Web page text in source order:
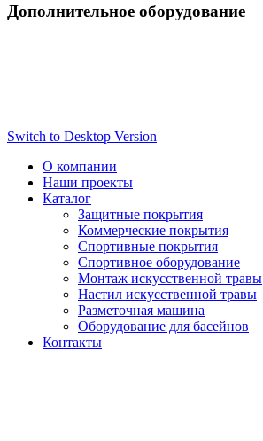
Дополнительное оборудование
Switch to Desktop Version
О компании
Наши проекты
Каталог
Защитные покрытия
Коммерческие покрытия
Спортивные покрытия
Спортивное оборудование
Монтаж искусственной травы
Настил искусственной травы
Разметочная машина
Оборудование для басейнов
Контакты